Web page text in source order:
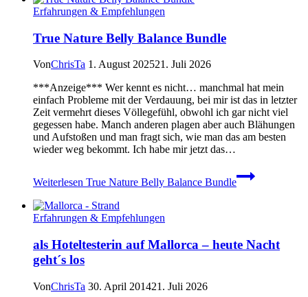
Erfahrungen & Empfehlungen
True Nature Belly Balance Bundle
VonChrisTa 1. August 202521. Juli 2026
***Anzeige*** Wer kennt es nicht… manchmal hat mein
einfach Probleme mit der Verdauung, bei mir ist das in letzter
Zeit vermehrt dieses Völlegefühl, obwohl ich gar nicht viel
gegessen habe. Manch anderen plagen aber auch Blähungen
und Aufstoßen und man fragt sich, wie man das am besten
wieder weg bekommt. Ich habe mir jetzt das…
Weiterlesen True Nature Belly Balance Bundle
Erfahrungen & Empfehlungen
als Hoteltesterin auf Mallorca – heute Nacht
geht´s los
VonChrisTa 30. April 201421. Juli 2026